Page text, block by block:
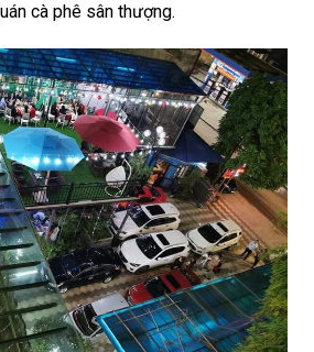
cà phê sân thượng.